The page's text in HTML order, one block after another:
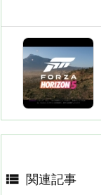
 関連記事